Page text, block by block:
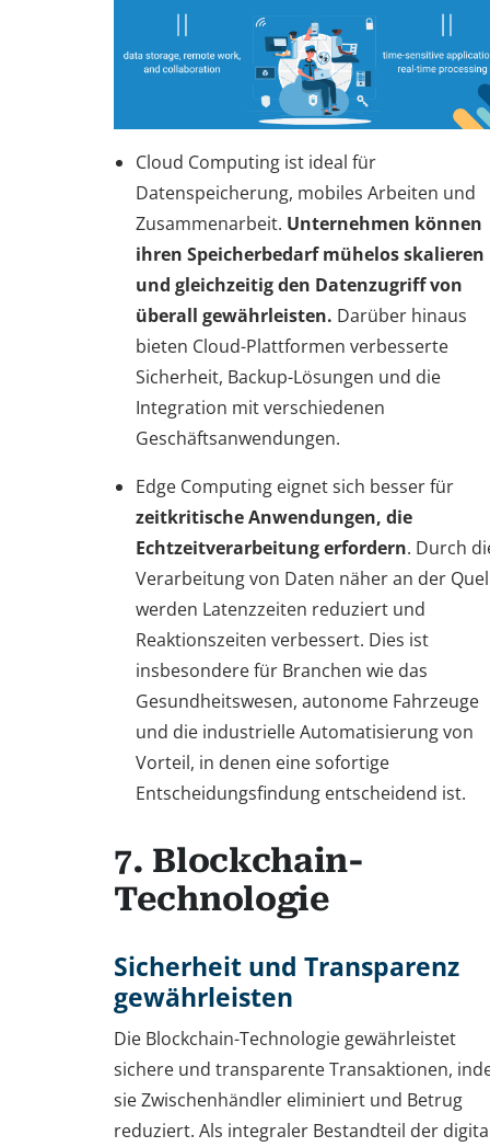
Cloud Computing ist ideal für
Datenspeicherung, mobiles Arbeiten und
Zusammenarbeit. Unternehmen können
ihren Speicherbedarf mühelos skalieren
und gleichzeitig den Datenzugriff von
überall gewährleisten. Darüber hinaus
bieten Cloud-Plattformen verbesserte
Sicherheit, Backup-Lösungen und die
Integration mit verschiedenen
Geschäftsanwendungen.
Edge Computing eignet sich besser für
zeitkritische Anwendungen, die
Echtzeitverarbeitung erfordern. Durch
Verarbeitung von Daten näher an der
werden Latenzzeiten reduziert und
Reaktionszeiten verbessert. Dies ist
insbesondere für Branchen wie das
Gesundheitswesen, autonome Fahrzeuge
und die industrielle Automatisierung von
Vorteil, in denen eine sofortige
Entscheidungsfindung entscheidend ist.
7. Blockchain-
Technologie
Sicherheit und Transparenz
gewährleisten
Die Blockchain-Technologie gewährleistet
sichere und transparente Transaktionen,
sie Zwischenhändler eliminiert und Betrug
reduziert. Als integraler Bestandteil der